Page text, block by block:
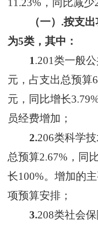
11.23%，同比减少
（一） .按支
为5类， 其中：
1.201类一般
元，占支出总预算
元，同比增长3.79
员经费增加 ；
2.206类科学
总预算2.67%，同
长100%。 增加的
项预算安排；
3.208类社会